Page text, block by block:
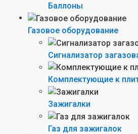
Баллоны
Газовое оборудование
Сигнализатор
Комплектующие к
Зажигалки
Газ для зажигалок